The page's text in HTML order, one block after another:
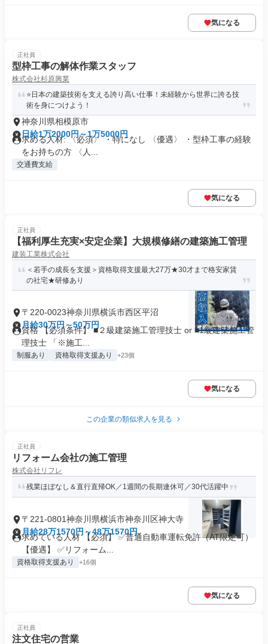
気になる
正社員
型枠工事の解体作業スタッフ
株式会社杉原興業
⭐日本の建築技術を支える誇り高い仕事！未経験から世界に誇る技
術を身につけよう！
神奈川県相模原市
日給1万2000円～1万5000円
求める人材: 〈必須〉 ・特になし 〈優遇〉 ・型枠工事の経験
をお持ちの方 〈人...
交通費支給
気になる
正社員
【福利厚生充実×安定企業】大規模修繕の建築施工管理
建装工業株式会社
＜若手の成長を支援＞資格取得支援最大27万★30才まで格安家賃
の社宅★研修あり
〒220-0023神奈川県横浜市西区平沼
月給30万円～50万円
資格 【必須条件】 ■２級建築施工管理技士 or ■1級建築施工管
理技士 「※施工...
制服あり 資格取得支援あり +23個
気になる
この企業の類似求人を見る
正社員
リフォーム会社の施工管理
株式会社リフレ
残業ほぼなし＆直行直帰OK／1週間の長期連休可／30代活躍中
〒221-0801神奈川県横浜市神奈川区神大寺
月給28万1570円～48万1570円
求めている人材 【必須】 ✅普通自動車運転免許（AT限定可）
【優遇】 ✅リフォーム...
資格取得支援あり +16個
気になる
正社員
注文住宅の営業